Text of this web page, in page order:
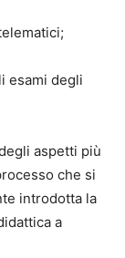
esami degli
aspetti più
che si
introdotta la
a